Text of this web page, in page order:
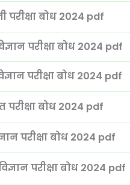
परीक्षा बोध 2024 pdf
परीक्षा बोध 2024 pdf
परीक्षा बोध 2024 pdf
परीक्षा बोध 2024 pdf
परीक्षा बोध 2024 pdf
परीक्षा बोध 2024 pdf